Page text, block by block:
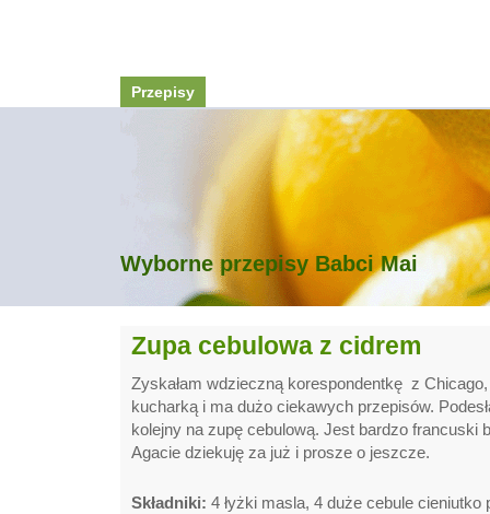
Przepisy
Wyborne przepisy Babci Mai
Zupa cebulowa z cidrem
Zyskałam wdzieczną korespondentkę z
kucharką i ma dużo ciekawych przepisów.
kolejny na zupę cebulową. Jest bardzo francuski
Agacie dziekuję za już i prosze o jeszcze.
Składniki: 4 łyżki masla, 4 duże cebule